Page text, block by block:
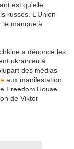
est qu'elle
russes. L'Union
le manque à
a dénoncé les
ukrainien à
des médias
aux manifestation
Freedom House
de Viktor